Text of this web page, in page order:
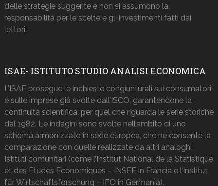
delle strategie suggerite e non si assumono la
responsabilità per le scelte e gli investimenti fatti dai
lettori.
ISAE- ISTITUTO STUDIO ANALISI ECONOMICA
L’ISAE prosegue le inchieste congiunturali sui consumatori
e sulle imprese già svolte dall’ISCO, garantendone la
continuità scientifica, per quel che riguarda le serie storiche
dal 1982. Le indagini sono svolte nell’ambito di uno
schema armonizzato in sede europea, che ne consente la
comparazione con quelle realizzate da altri analoghi
Istituti comunitari (come l’Institut National de la Statistique
et des Etudes Economiques – INSEE in Francia e l’Institut
fűr Wirtschaftsforschung – IFO in Germania).